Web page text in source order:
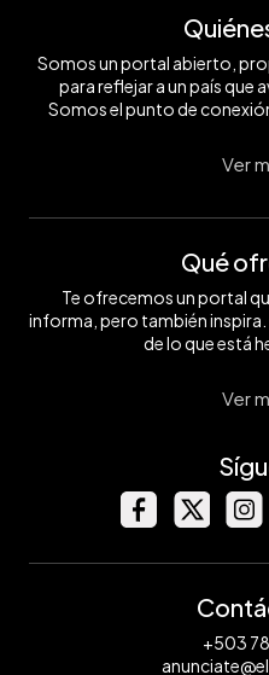
Somos un portal abierto,
para reflejar a un país que
Somos el punto de
Ver
Qué
Te ofrecemos un portal
informa, pero también
de lo que está
Ver
+503